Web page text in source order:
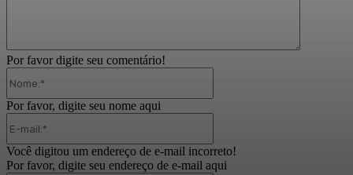
Por favor digite seu comentário!
Por favor, digite seu nome aqui
Você digitou um endereço de e-mail incorreto!
Por favor, digite seu endereço de e-mail aqui